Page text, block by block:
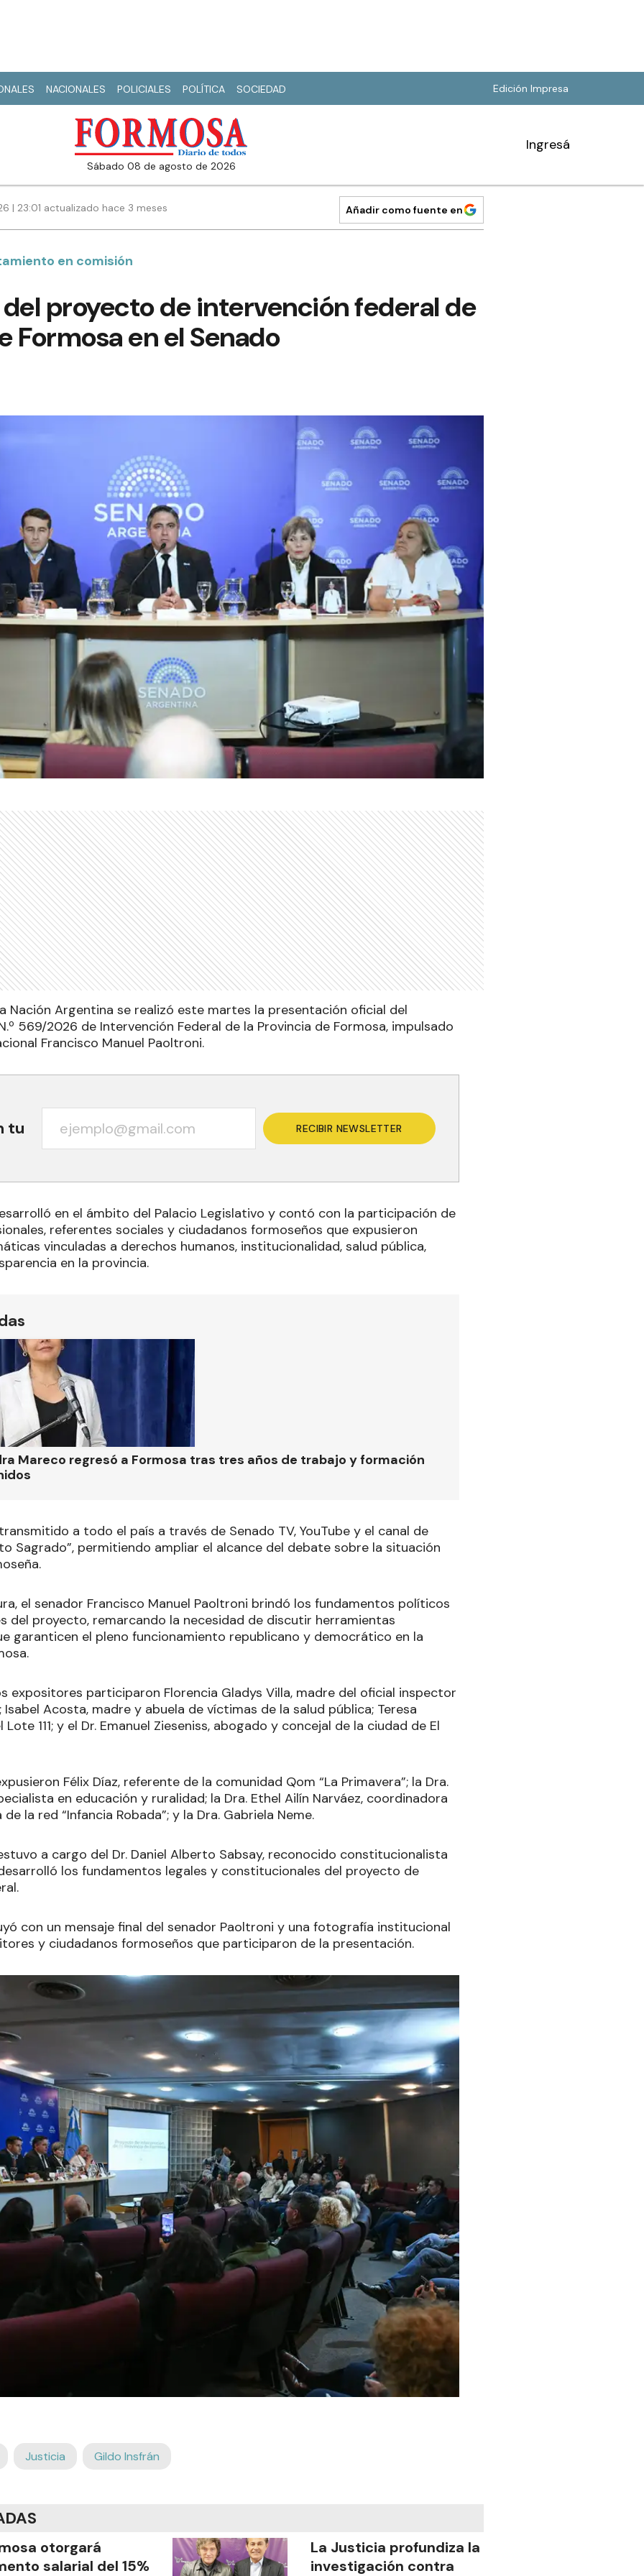
NACIONALES POLICIALES POLÍTICA SOCIEDAD Edición Impresa
sábado 08 de agosto de 2026
Ingresá
| 23:01 actualizado hace 3 meses Añadir como fuente en
en comisión
proyecto de intervención federal de
Formosa en el Senado
Nación Argentina se realizó este martes la presentación oficial del
569/2026 de Intervención Federal de la Provincia de Formosa, impulsado
Francisco Manuel Paoltroni.
tu RECIBIR NEWSLETTER
en el ámbito del Palacio Legislativo y contó con la participación de
referentes sociales y ciudadanos formoseños que expusieron
vinculadas a derechos humanos, institucionalidad, salud pública,
en la provincia.
Mareco regresó a Formosa tras tres años de trabajo y formación
a todo el país a través de Senado TV, YouTube y el canal de
Sagrado”, permitiendo ampliar el alcance del debate sobre la situación
el senador Francisco Manuel Paoltroni brindó los fundamentos políticos
del proyecto, remarcando la necesidad de discutir herramientas
garanticen el pleno funcionamiento republicano y democrático en la
expositores participaron Florencia Gladys Villa, madre del oficial inspector
Isabel Acosta, madre y abuela de víctimas de la salud pública; Teresa
Lote 111; y el Dr. Emanuel Zieseniss, abogado y concejal de la ciudad de El
Félix Díaz, referente de la comunidad Qom “La Primavera”; la Dra.
en educación y ruralidad; la Dra. Ethel Ailín Narváez, coordinadora
la red “Infancia Robada”; y la Dra. Gabriela Neme.
a cargo del Dr. Daniel Alberto Sabsay, reconocido constitucionalista
los fundamentos legales y constitucionales del proyecto de
con un mensaje final del senador Paoltroni y una fotografía institucional
y ciudadanos formoseños que participaron de la presentación.
Justicia Gildo Insfrán
otorgará
salarial del 15%
La Justicia profundiza la
investigación contra